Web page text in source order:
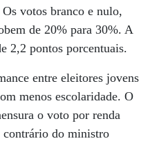
votos branco e nulo,
de 20% para 30%. A
2,2 pontos porcentuais.
entre eleitores jovens
menos escolaridade. O
o voto por renda
do ministro